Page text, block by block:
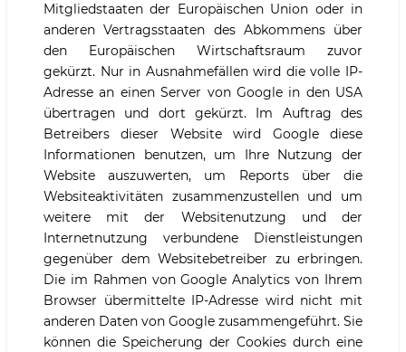
Mitgliedstaaten der Europäischen Union oder in
anderen Vertragsstaaten des Abkommens über
den Europäischen Wirtschaftsraum zuvor
gekürzt. Nur in Ausnahmefällen wird die volle IP-
Adresse an einen Server von Google in den USA
übertragen und dort gekürzt. Im Auftrag des
Betreibers dieser Website wird Google diese
Informationen benutzen, um Ihre Nutzung der
Website auszuwerten, um Reports über die
Websiteaktivitäten zusammenzustellen und um
weitere mit der Websitenutzung und der
Internetnutzung verbundene Dienstleistungen
gegenüber dem Websitebetreiber zu erbringen.
Die im Rahmen von Google Analytics von Ihrem
Browser übermittelte IP-Adresse wird nicht mit
anderen Daten von Google zusammengeführt. Sie
können die Speicherung der Cookies durch eine